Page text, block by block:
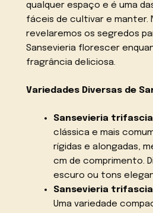
qualquer espaço e é uma
fáceis de cultivar e manter.
revelaremos os segredos
Sansevieria florescer
fragrância deliciosa.
Variedades Diversas de
Sansevieria
clássica e mais
rígidas e alongadas,
cm de comprimento.
escuro ou tons
Sansevieria
Uma variedade